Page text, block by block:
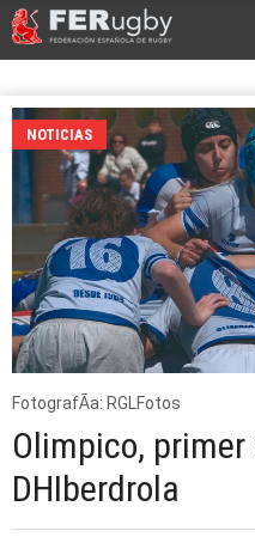
NOTICIAS
FotografÃ­a: RGLFotos
Olimpico,
DHIberdrola